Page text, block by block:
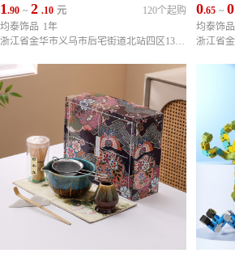
1.90 ~ 2 .10 元
120个起购
均泰饰品 1年
浙江省金华市义乌市后宅街道北站四区137幢3-5
0.65 ~ 0
均泰饰品